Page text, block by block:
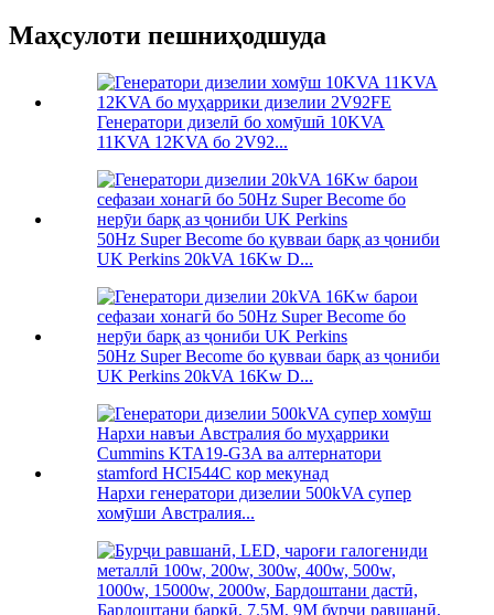
Маҳсулоти пешниҳодшуда
Генератори дизелӣ бо хомӯшӣ 10KVA
11KVA 12KVA бо 2V92...
50Hz Super Become бо қувваи барқ ​​аз ҷониби
UK Perkins 20kVA 16Kw D...
50Hz Super Become бо қувваи барқ ​​аз ҷониби
UK Perkins 20kVA 16Kw D...
Нархи генератори дизелии 500kVA супер
хомӯши Австралия...